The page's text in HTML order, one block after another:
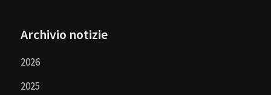
Archivio notizie
2026
2025